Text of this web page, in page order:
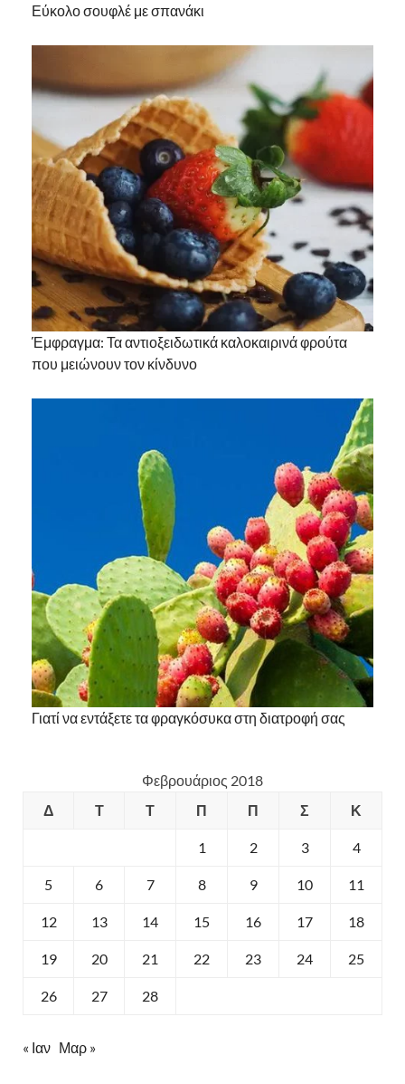
Εύκολο σουφλέ με σπανάκι
Έμφραγμα: Τα αντιοξειδωτικά καλοκαιρινά φρούτα
που μειώνουν τον κίνδυνο
Γιατί να εντάξετε τα φραγκόσυκα στη διατροφή σας
Φεβρουάριος 2018
Δ
Τ Τ Π Π Σ Κ
1 2 3 4
5 6 7 8 9 10 11
12 13 14 15 16 17 18
19 20 21 22 23 24 25
26 27 28
« Ιαν Μαρ »